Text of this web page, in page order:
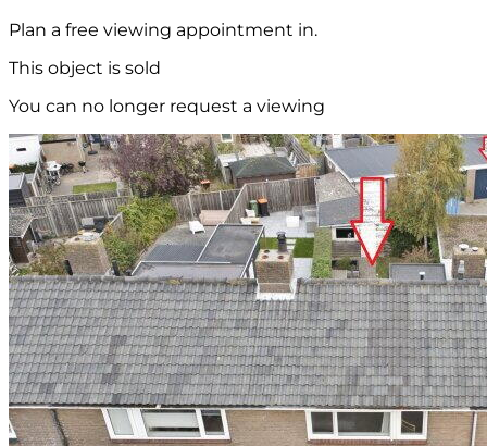
Plan a free viewing appointment in.
This object is sold
You can no longer request a viewing